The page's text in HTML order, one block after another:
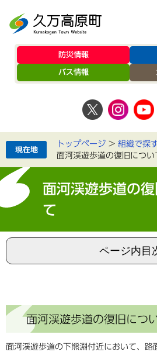
防災情報
バス情報
トップページ > 組織で探
面河渓遊歩道の復旧につい
面河渓遊歩道の
て
ページ内目
面河渓遊歩道の復旧につ
面河渓遊歩道の下熊淵付近において、路